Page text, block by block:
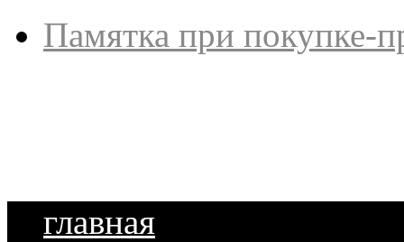
Памятка при покупке-
главная